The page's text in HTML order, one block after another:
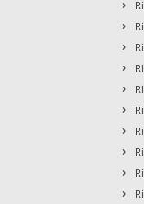
›
›
›
›
›
›
›
›
›
›